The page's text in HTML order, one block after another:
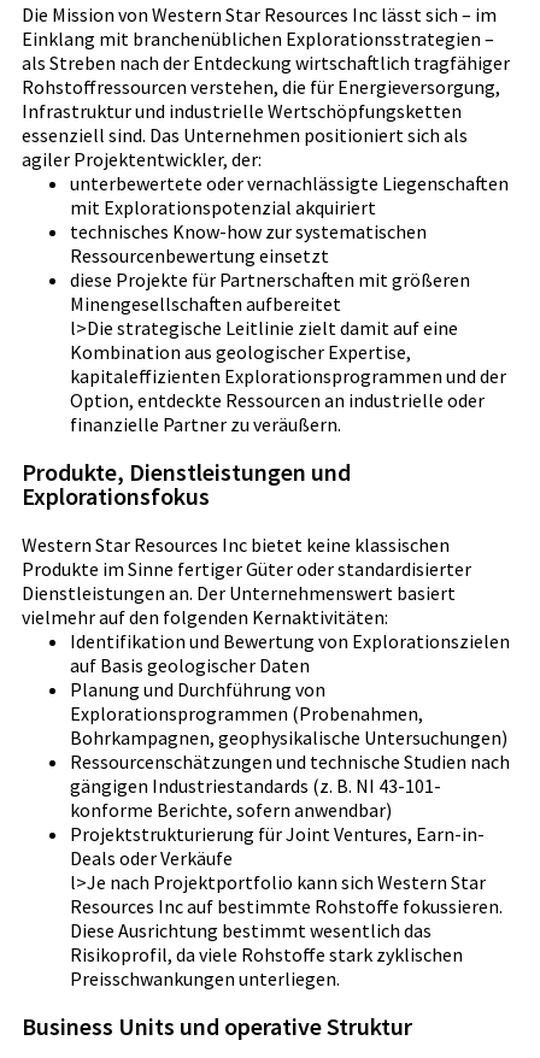
Die Mission von Western Star Resources Inc lässt sich – im
Einklang mit branchenüblichen Explorationsstrategien –
als Streben nach der Entdeckung wirtschaftlich tragfähiger
Rohstoffressourcen verstehen, die für Energieversorgung,
Infrastruktur und industrielle Wertschöpfungsketten
essenziell sind. Das Unternehmen positioniert sich als
agiler Projektentwickler, der:
unterbewertete oder vernachlässigte Liegenschaften
mit Explorationspotenzial akquiriert
technisches Know-how zur systematischen
Ressourcenbewertung einsetzt
diese Projekte für Partnerschaften mit größeren
Minengesellschaften aufbereitet
l>Die strategische Leitlinie zielt damit auf eine
Kombination aus geologischer Expertise,
kapitaleffizienten Explorationsprogrammen und der
Option, entdeckte Ressourcen an industrielle oder
finanzielle Partner zu veräußern.
Produkte, Dienstleistungen und
Explorationsfokus
Western Star Resources Inc bietet keine klassischen
Produkte im Sinne fertiger Güter oder standardisierter
Dienstleistungen an. Der Unternehmenswert basiert
vielmehr auf den folgenden Kernaktivitäten:
Identifikation und Bewertung von Explorationszielen
auf Basis geologischer Daten
Planung und Durchführung von
Explorationsprogrammen (Probenahmen,
Bohrkampagnen, geophysikalische Untersuchungen)
Ressourcenschätzungen und technische Studien nach
gängigen Industriestandards (z. B. NI 43-101-
konforme Berichte, sofern anwendbar)
Projektstrukturierung für Joint Ventures, Earn-in-
Deals oder Verkäufe
l>Je nach Projektportfolio kann sich Western Star
Resources Inc auf bestimmte Rohstoffe fokussieren.
Diese Ausrichtung bestimmt wesentlich das
Risikoprofil, da viele Rohstoffe stark zyklischen
Preisschwankungen unterliegen.
Business Units und operative Struktur